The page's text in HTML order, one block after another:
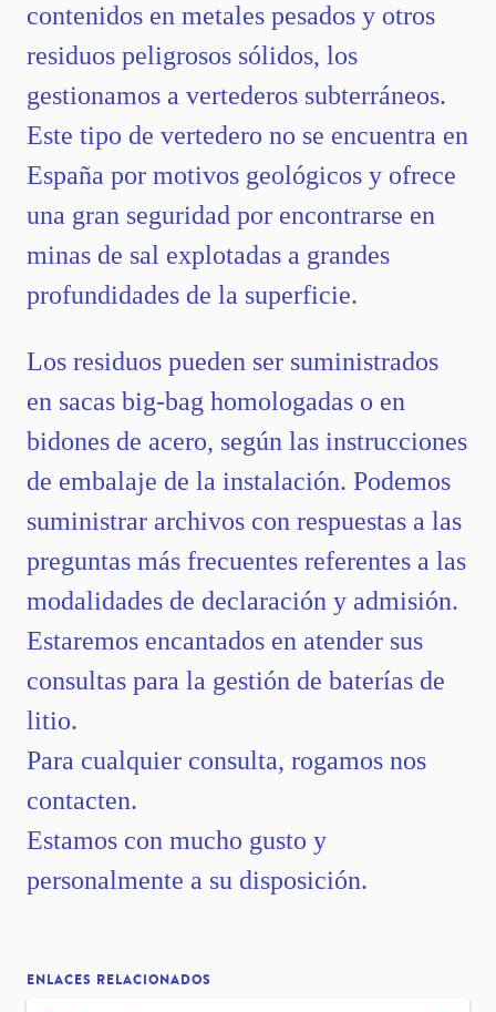
contenidos en metales pesados y otros
residuos peligrosos sólidos, los
gestionamos a vertederos subterráneos.
Este tipo de vertedero no se encuentra en
España por motivos geológicos y ofrece
una gran seguridad por encontrarse en
minas de sal explotadas a grandes
profundidades de la superficie.
Los residuos pueden ser suministrados
en sacas big-bag homologadas o en
bidones de acero, según las instrucciones
de embalaje de la instalación. Podemos
suministrar archivos con respuestas a las
preguntas más frecuentes referentes a las
modalidades de declaración y admisión.
Estaremos encantados en atender sus
consultas para la gestión de baterías de
litio.
Para cualquier consulta, rogamos nos
contacten.
Estamos con mucho gusto y
personalmente a su disposición.
ENLACES RELACIONADOS